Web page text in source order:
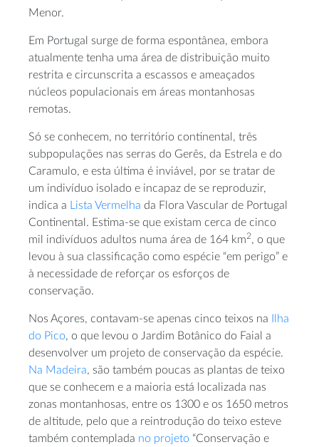
Menor.
Em Portugal surge de forma espontânea, embora
atualmente tenha uma área de distribuição muito
restrita e circunscrita a escassos e ameaçados
núcleos populacionais em áreas montanhosas
remotas.
Só se conhecem, no território continental, três
subpopulações nas serras do Gerês, da Estrela e do
Caramulo, e esta última é inviável, por se tratar de
um indivíduo isolado e incapaz de se reproduzir,
indica a Lista Vermelha da Flora Vascular de Portugal
Continental. Estima-se que existam cerca de cinco
mil indivíduos adultos numa área de 164 km2, o que
levou à sua classificação como espécie “em perigo” e
à necessidade de reforçar os esforços de
conservação.
Nos Açores, contavam-se apenas cinco teixos na Ilha
do Pico, o que levou o Jardim Botânico do Faial a
desenvolver um projeto de conservação da espécie.
Na Madeira, são também poucas as plantas de teixo
que se conhecem e a maioria está localizada nas
zonas montanhosas, entre os 1300 e os 1650 metros
de altitude, pelo que a reintrodução do teixo esteve
também contemplada no projeto “Conservação e